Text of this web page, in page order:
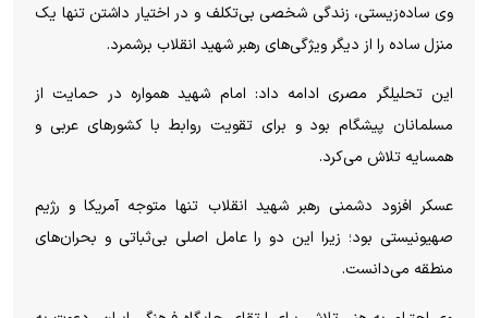
وی ساده‌زیستی، زندگی شخصی بی‌تکلف و در اختیار داشتن تنها یک
منزل ساده را از دیگر ویژگی‌های رهبر شهید انقلاب برشمرد.
این تحلیلگر مصری ادامه داد: امام شهید همواره در حمایت از
مسلمانان پیشگام بود و برای تقویت روابط با کشور‌های عربی و
همسایه تلاش می‌کرد.
عسکر افزود دشمنی رهبر شهید انقلاب تنها متوجه آمریکا و رژیم
صهیونیستی بود؛ زیرا این دو را عامل اصلی بی‌ثباتی و بحران‌های
منطقه می‌دانست.